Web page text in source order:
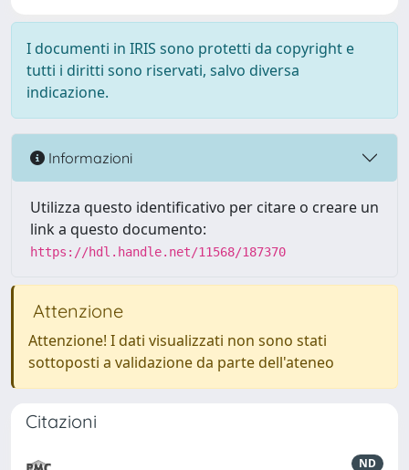
I documenti in IRIS sono protetti da copyright e
tutti i diritti sono riservati, salvo diversa
indicazione.
Informazioni
Utilizza questo identificativo per citare o creare un
link a questo documento:
https://hdl.handle.net/11568/187370
Attenzione
Attenzione! I dati visualizzati non sono stati
sottoposti a validazione da parte dell'ateneo
Citazioni
ND